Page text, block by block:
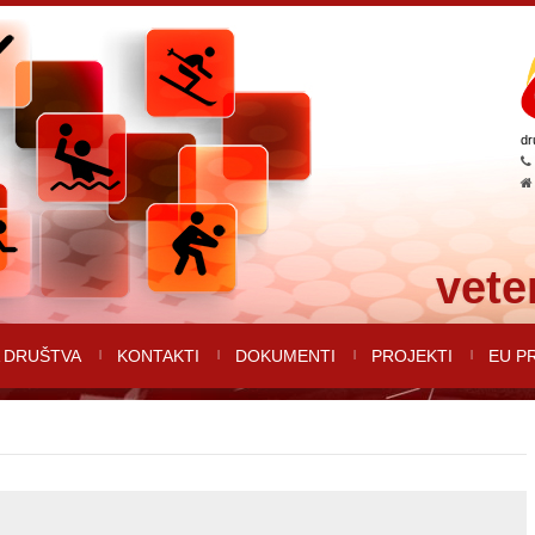
KONTAKTI DOKUMENTI PROJEKTI EU